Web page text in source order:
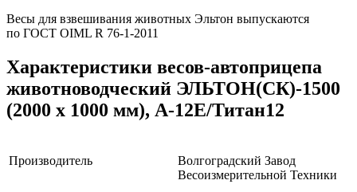
Весы для взвешивания животных Эльтон выпускаются
по ГОСТ OIML R 76-1-2011
Характеристики весов-автоприцепа
животноводческий ЭЛЬТОН(СК)-1500
(2000 х 1000 мм), А-12Е/Титан12
Производитель
Волгоградский Завод
Весоизмерительной Техники